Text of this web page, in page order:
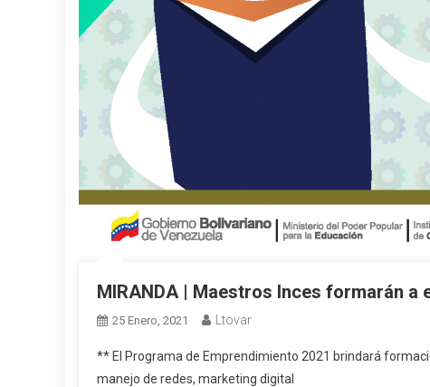
MIRANDA | Maestros Inces formarán
25 Enero, 2021 Ltovar
** El Programa de Emprendimiento 2021 brindará
manejo de redes, marketing digital